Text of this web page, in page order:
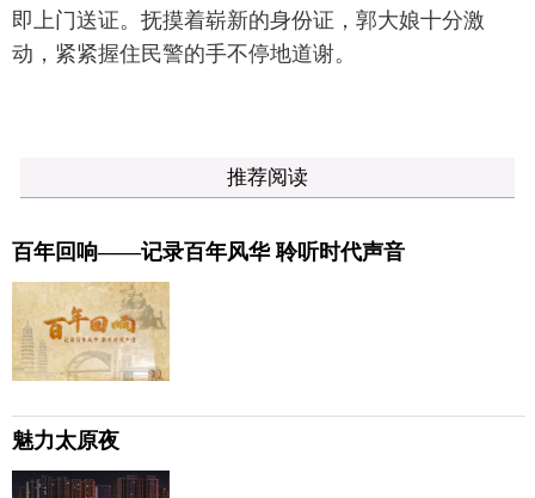
即上门送证。抚摸着崭新的身份证，郭大娘十分激
动，紧紧握住民警的手不停地道谢。
推荐阅读
百年回响——记录百年风华 聆听时代声音
魅力太原夜